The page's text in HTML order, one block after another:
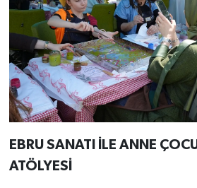
EBRU SANATI İLE ANNE
ATÖLYESİ